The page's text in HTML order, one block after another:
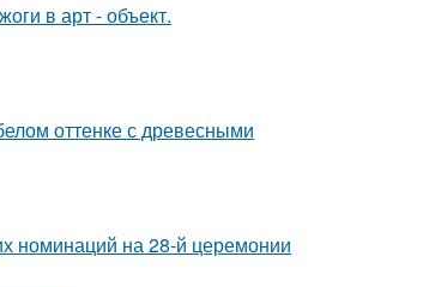
в арт - объект.
оттенке с древесными
номинаций на 28-й церемонии